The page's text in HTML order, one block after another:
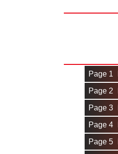
Page 1
Page 2
Page 3
Page 4
Page 5